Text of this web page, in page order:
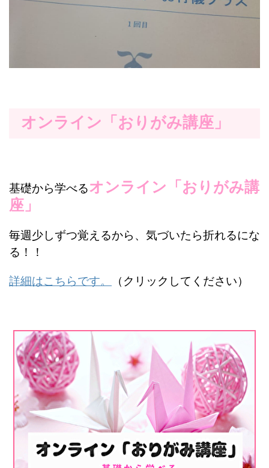
オンライン「おりがみ講座」
基礎から学べるオンライン「おりがみ講
座」
毎週少しずつ覚えるから、気づいたら折れるにな
る！！
詳細はこちらです。 （クリックしてください）